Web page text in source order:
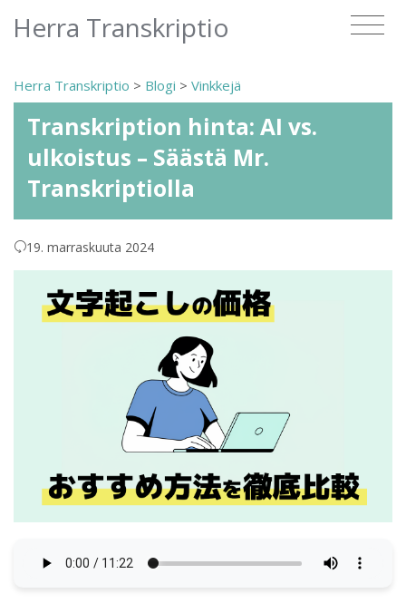
Herra Transkriptio
Herra Transkriptio > Blogi > Vinkkejä
Transkription hinta: AI vs.
ulkoistus – Säästä Mr.
Transkriptiolla
19. marraskuuta 2024